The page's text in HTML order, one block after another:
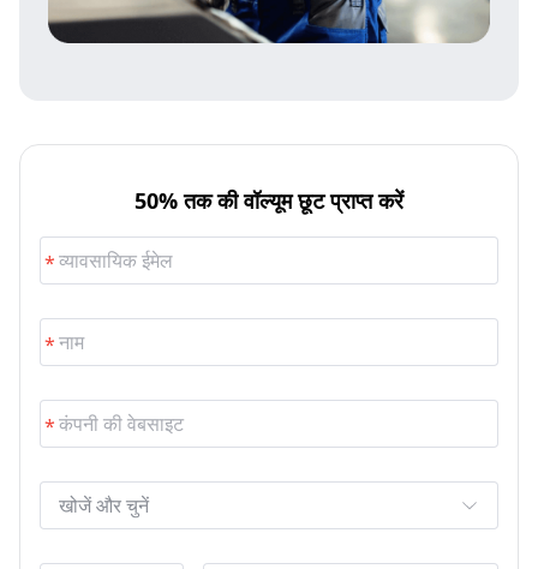
50% तक की वॉल्यूम छूट प्राप्त करें
खोजें और चुनें